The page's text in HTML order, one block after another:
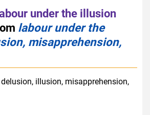
under the illusion
labour under the
misapprehension,
illusion, misapprehension,